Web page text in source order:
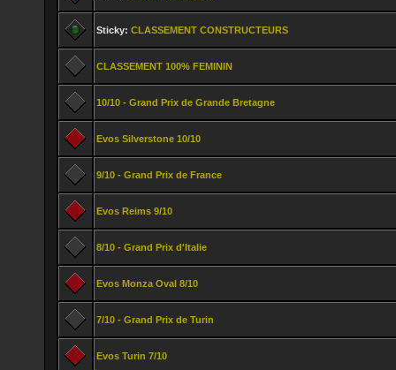
Sticky: CLASSEMENT CONSTRUCTEURS
CLASSEMENT 100% FEMININ
10/10 - Grand Prix de Grande Bretagne
Evos Silverstone 10/10
9/10 - Grand Prix de France
Evos Reims 9/10
8/10 - Grand Prix d'Italie
Evos Monza Oval 8/10
7/10 - Grand Prix de Turin
Evos Turin 7/10